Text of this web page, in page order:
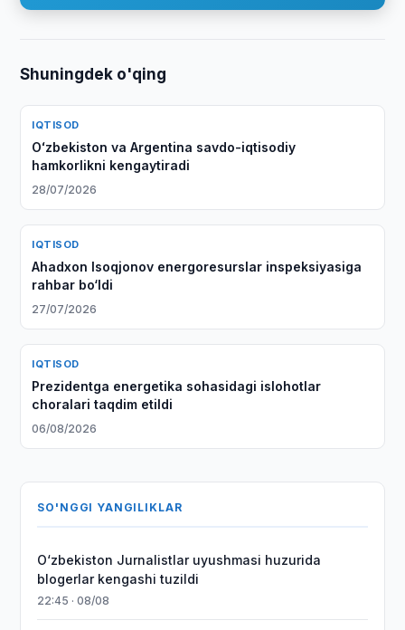
Shuningdek o'qing
IQTISOD
Oʻzbekiston va Argentina savdo-iqtisodiy
hamkorlikni kengaytiradi
28/07/2026
IQTISOD
Ahadxon Isoqjonov energoresurslar inspeksiyasiga
rahbar bo‘ldi
27/07/2026
IQTISOD
Prezidentga energetika sohasidagi islohotlar
choralari taqdim etildi
06/08/2026
SO'NGGI YANGILIKLAR
O‘zbekiston Jurnalistlar uyushmasi huzurida
blogerlar kengashi tuzildi
22:45 · 08/08